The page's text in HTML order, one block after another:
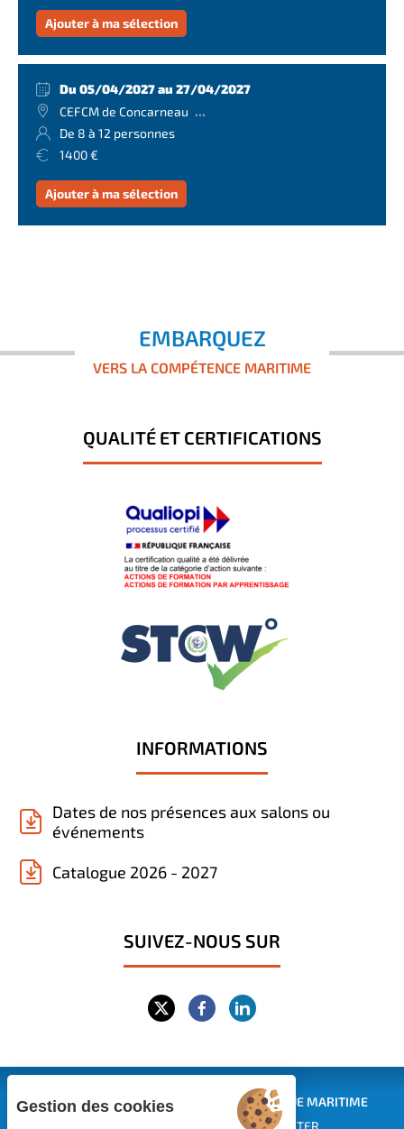
Ajouter à ma sélection
Du 05/04/2027 au 27/04/2027
CEFCM de Concarneau ...
De 8 à 12 personnes
1400 €
Ajouter à ma sélection
EMBARQUEZ
VERS LA COMPÉTENCE MARITIME
QUALITÉ ET CERTIFICATIONS
INFORMATIONS
Dates de nos présences aux salons ou
événements
Catalogue 2026 - 2027
SUIVEZ-NOUS SUR
CENTRE EUROPÉEN DE FORMATION CONTINUE MARITIME
EUROPEAN MARITIME TRAINING CENTER
Gestion des cookies